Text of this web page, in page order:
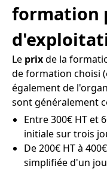
formation
Le prixde la
de formation choisi
également de
sont généralement
Entre 300€ HT et
initiale sur trois
De 200€ HT à
simplifiée d'un